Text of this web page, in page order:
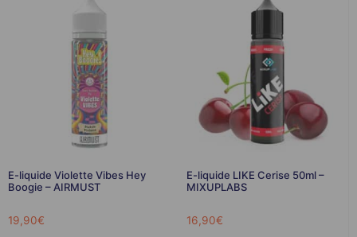
E-liquide Violette Vibes Hey
Boogie – AIRMUST
19,90€
E-liquide LIKE Cerise 50ml –
MIXUPLABS
16,90€